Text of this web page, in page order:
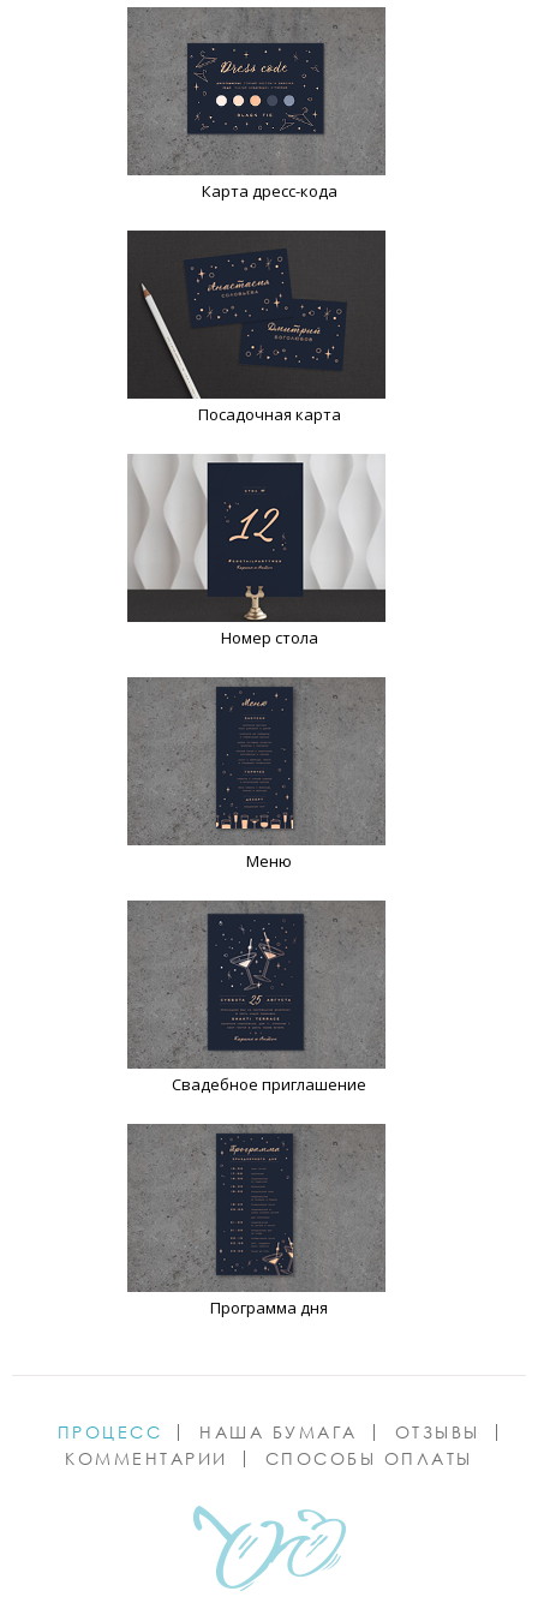
Карта дресс-кода
Посадочная карта
Номер стола
Меню
Свадебное приглашение
Программа дня
ПРОЦЕСС НАША БУМАГА
ОТЗЫВЫ
КОММЕНТАРИИ
СПОСОБЫ ОПЛАТЫ